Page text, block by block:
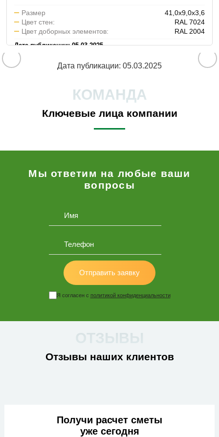
Размер
41,0х9,0х3,6
Цвет стен:
RAL 7024
Цвет доборных элементов:
RAL 2004
Дата публикации: 05.03.2025
Дата публикации: 05.03.2025
КОМАНДА
Ключевые лица компании
Мы ответим на любые ваши
вопросы
Отправить заявку
Я согласен с политикой конфиденциальности
Отзывы наших клиентов
Получи расчет сметы
уже сегодня